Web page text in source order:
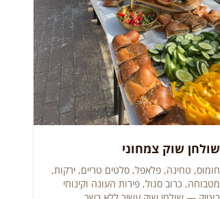
שולחן שוק צמחוני
חומוס, טחינה, פלאפל, סלטים טריים, ירקות,
מטבוחה, כרוב סגול, פירות העונה וקינוחי